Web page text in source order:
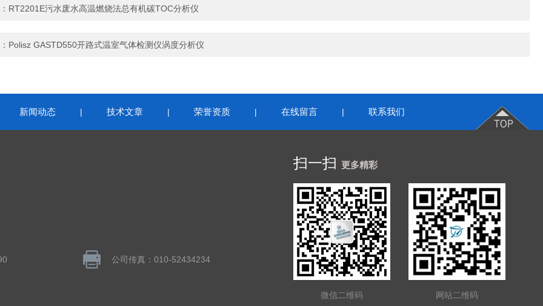
RT2201E污水废水高温燃烧法总有机碳TOC分析仪
Polisz GASTD550开路式温室气体检测仪涡度分析仪
新闻动态 | 技术文章 | 荣誉资质 | 在线留言 | 联系我们
公司传真：010-52434234
扫一扫 更多精彩
微信二维码 网站二维码